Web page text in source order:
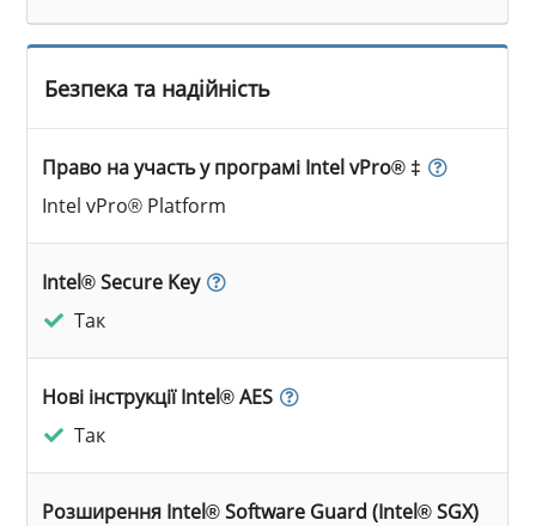
Безпека та надійність
Право на участь у програмі Intel vPro® ‡
Intel vPro® Platform
Intel® Secure Key
Так
Нові інструкції Intel® AES
Так
Розширення Intel® Software Guard (Intel® SGX)